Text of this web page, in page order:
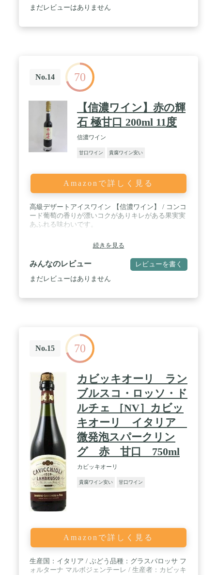
ー・ディケム、ドイツのエゴン・ミュラー、トカイ
まだレビューはありません
No.14 70
【信濃ワイン】赤の輝
石 極甘口 200ml 11度
信濃ワイン
甘口ワイン 貴腐ワイン安い
Amazonで詳しく見る
高級デザートアイスワイン 【信濃ワイン】 / コンコ
ード葡萄の香りが漂いコクがありキレがある果実実
あふれる味わいです。
続きを見る
みんなのレビュー レビューを書く
まだレビューはありません
No.15 70
カビッキオーリ ラン
ブルスコ・ロッソ・ド
ルチェ ［NV］カビッ
キオーリ イタリア
微発泡スパークリン
グ 赤 甘口 750ml
カビッキオーリ
貴腐ワイン安い 甘口ワイン
Amazonで詳しく見る
生産国：イタリア / ぶどう品種：グラスパロッサ フ
ォルターナ マルボジェンテーレ / 生産者：カビッキ